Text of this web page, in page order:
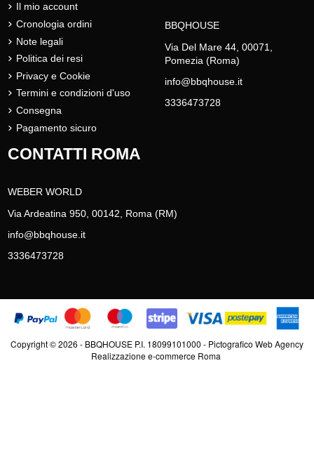
Il mio account
Cronologia ordini
Note legali
Politica dei resi
Privacy e Cookie
Termini e condizioni d'uso
Consegna
Pagamento sicuro
BBQHOUSE
Via Del Mare 44, 00071,
Pomezia (Roma)
info@bbqhouse.it
3336473728
CONTATTI ROMA
WEBER WORLD
Via Ardeatina 950, 00142, Roma (RM)
info@bbqhouse.it
3336473728
Copyright © 2026 - BBQHOUSE P.I. 18099101000 - Pictografico Web Agency
Realizzazione e-commerce Roma